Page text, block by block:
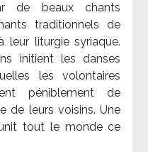
de beaux chants
traditionnels de
leur liturgie syriaque.
initient les danses
les volontaires
péniblement de
de leurs voisins. Une
tout le monde ce